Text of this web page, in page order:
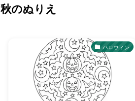
秋のぬりえ
ハロウィン